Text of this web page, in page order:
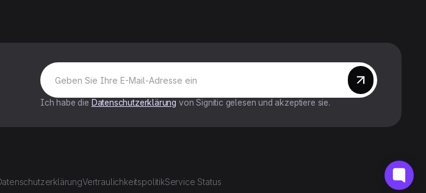
Ich habe die Datenschutzerklärung von Signitic gelesen und akzeptiere sie.
VertraulichkeitspolitikService Status